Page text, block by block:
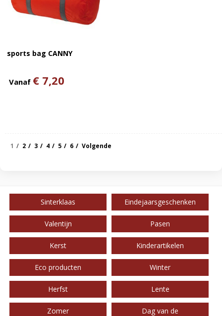
sports bag CANNY
Vanaf € 7,20
1 2 3 4 5 6 Volgende
Sinterklaas Eindejaarsgeschenken
Valentijn Pasen
Kerst Kinderartikelen
Eco producten Winter
Herfst Lente
Zomer Dag van de